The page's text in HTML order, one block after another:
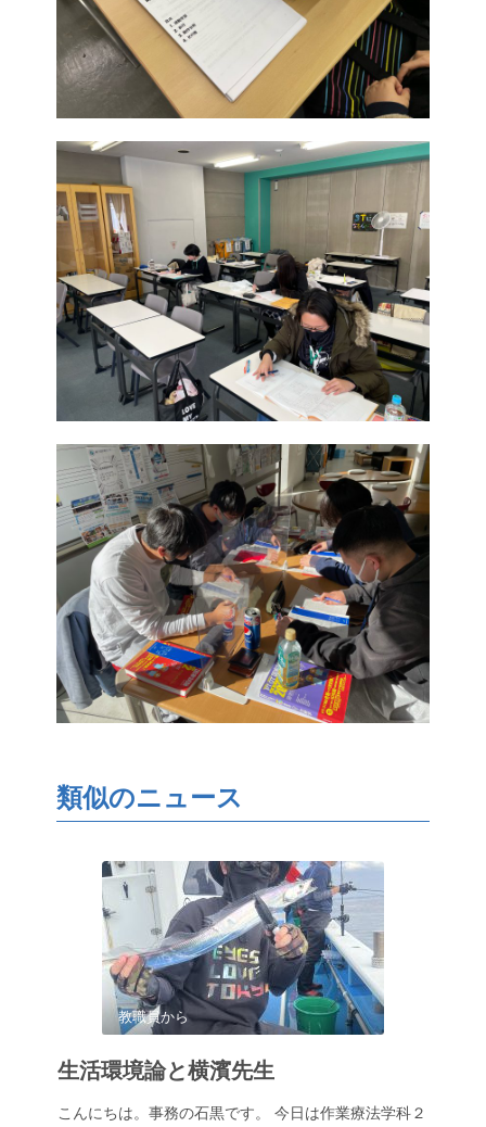
類似のニュース
教職員から
生活環境論と横濱先生
こんにちは。事務の石黒です。 今日は作業療法学科２